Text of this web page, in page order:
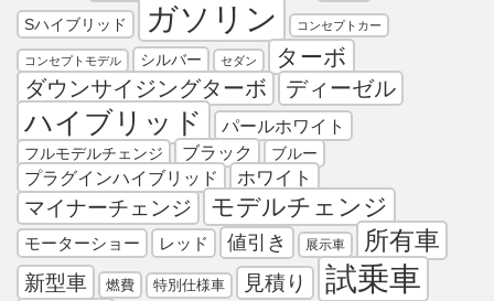
Sハイブリッド ガソリン コンセプトカー
コンセプトモデル シルバー セダン ターボ
ダウンサイジングターボ ディーゼル
ハイブリッド パールホワイト
フルモデルチェンジ ブラック ブルー
プラグインハイブリッド ホワイト
マイナーチェンジ モデルチェンジ
モーターショー レッド 値引き 展示車 所有車
新型車 燃費 特別仕様車 見積り 試乗車